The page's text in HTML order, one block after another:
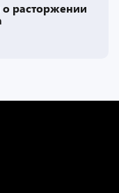
о расторжении